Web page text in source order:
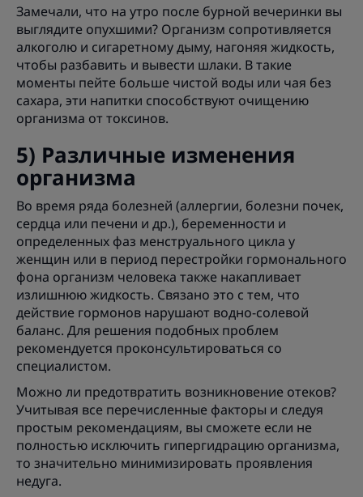
Замечали, что на утро после бурной вечеринки вы
выглядите опухшими? Организм сопротивляется
алкоголю и сигаретному дыму, нагоняя жидкость,
чтобы разбавить и вывести шлаки. В такие
моменты пейте больше чистой воды или чая без
сахара, эти напитки способствуют очищению
организма от токсинов.
5) Различные изменения
организма
Во время ряда болезней (аллергии, болезни почек,
сердца или печени и др.), беременности и
определенных фаз менструального цикла у
женщин или в период перестройки гормонального
фона организм человека также накапливает
излишнюю жидкость. Связано это с тем, что
действие гормонов нарушают водно-солевой
баланс. Для решения подобных проблем
рекомендуется проконсультироваться со
специалистом.
Можно ли предотвратить возникновение отеков?
Учитывая все перечисленные факторы и следуя
простым рекомендациям, вы сможете если не
полностью исключить гипергидрацию организма,
то значительно минимизировать проявления
недуга.